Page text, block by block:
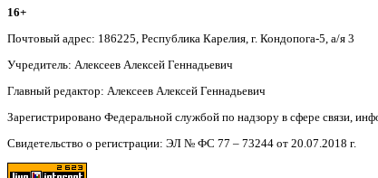
16+
Почтовый адрес: 186225, Республика Карелия, г. Кондопога-5, а/я 3
Учредитель: Алексеев Алексей Геннадьевич
Главный редактор: Алексеев Алексей Геннадьевич
Зарегистрировано Федеральной службой по надзору в сфере связи,
Свидетельство о регистрации: ЭЛ № ФС 77 – 73244 от 20.07.2018 г.